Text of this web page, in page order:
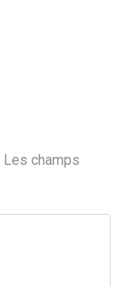
Les champs